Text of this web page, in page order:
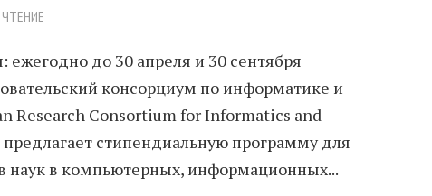
ежегодно до 30 апреля и 30 сентября
консорциум по информатике и
Research Consortium for Informatics and
стипендиальную программу для
наук в компьютерных, информационных...